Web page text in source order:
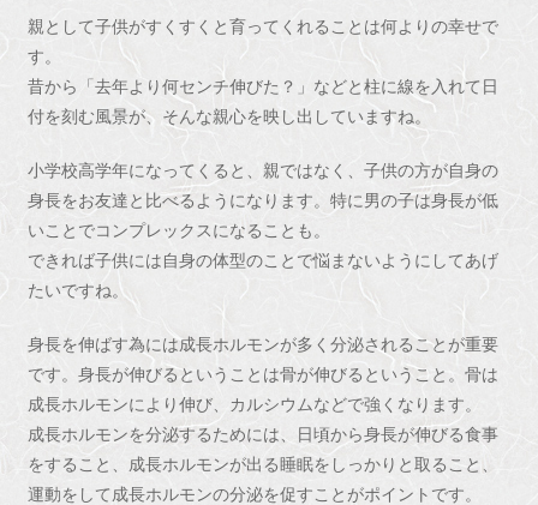
親として子供がすくすくと育ってくれることは何よりの幸せで
す。
昔から「去年より何センチ伸びた？」などと柱に線を入れて日
付を刻む風景が、そんな親心を映し出していますね。
小学校高学年になってくると、親ではなく、子供の方が自身の
身長をお友達と比べるようになります。特に男の子は身長が低
いことでコンプレックスになることも。
できれば子供には自身の体型のことで悩まないようにしてあげ
たいですね。
身長を伸ばす為には成長ホルモンが多く分泌されることが重要
です。身長が伸びるということは骨が伸びるということ。骨は
成長ホルモンにより伸び、カルシウムなどで強くなります。
成長ホルモンを分泌するためには、日頃から身長が伸びる食事
をすること、成長ホルモンが出る睡眠をしっかりと取ること、
運動をして成長ホルモンの分泌を促すことがポイントです。